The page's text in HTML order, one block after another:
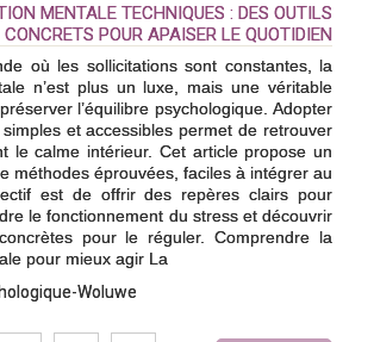
MENTALE TECHNIQUES : DES OUTILS
CONCRETS POUR APAISER LE QUOTIDIEN
où les sollicitations sont constantes, la
n’est plus un luxe, mais une véritable
l’équilibre psychologique. Adopter
et accessibles permet de retrouver
le calme intérieur. Cet article propose un
méthodes éprouvées, faciles à intégrer au
est de offrir des repères clairs pour
le fonctionnement du stress et découvrir
pour le réguler. Comprendre la
pour mieux agir La
Woluwe